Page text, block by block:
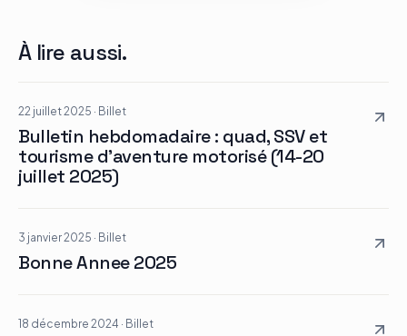
À lire aussi.
22 juillet 2025 · Billet
Bulletin hebdomadaire : quad, SSV et
tourisme d’aventure motorisé (14-20
juillet 2025)
3 janvier 2025 · Billet
Bonne Annee 2025
18 décembre 2024 · Billet